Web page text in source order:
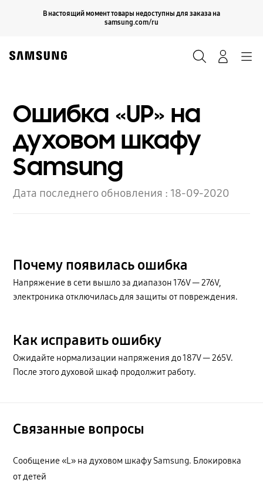
В настоящий момент товары недоступны для заказа на
samsung.com/ru
Продолжить
Ошибка «UP» на
духовом шкафу
Samsung
Дата последнего обновления : 18-09-2020
Почему появилась ошибка
Напряжение в сети вышло за диапазон 176V — 276V,
электроника отключилась для защиты от повреждения.
Как исправить ошибку
Ожидайте нормализации напряжения до 187V — 265V.
После этого духовой шкаф продолжит работу.
Связанные вопросы
Сообщение «L» на духовом шкафу Samsung. Блокировка
от детей